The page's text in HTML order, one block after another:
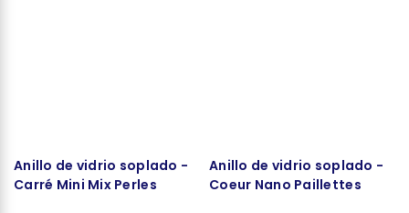
Anillo de vidrio soplado -
Carré Mini Mix Perles
Anillo de vidrio soplado -
Coeur Nano Paillettes